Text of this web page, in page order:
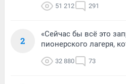
51 212 291
2
«Сейчас бы всё это
пионерского лагеря,
32 880 73